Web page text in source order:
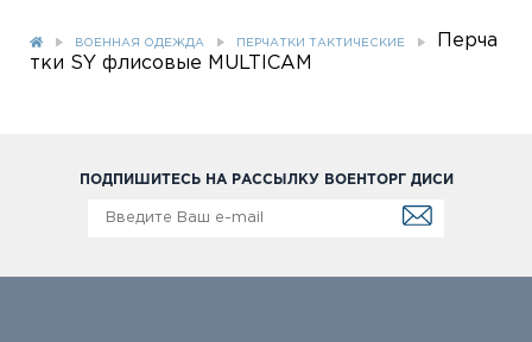
ВОЕННАЯ ОДЕЖДА ПЕРЧАТКИ ТАКТИЧЕСКИЕ
Перча
тки SY флисовые MULTICAM
ПОДПИШИТЕСЬ НА РАССЫЛКУ ВОЕНТОРГ ДИСИ